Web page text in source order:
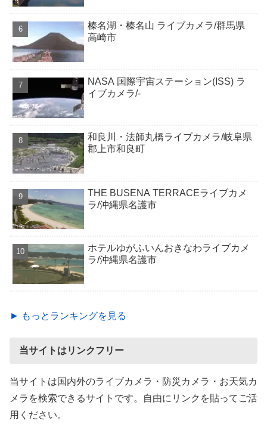
榛名湖・榛名山 ライブカメラ/群馬県
高崎市
NASA 国際宇宙ステーション(ISS) ラ
イブカメラ/-
和良川・法師丸橋ライブカメラ/岐阜県
郡上市和良町
THE BUSENA TERRACEライブカメ
ラ/沖縄県名護市
ホテルゆがふいんおきなわライブカメ
ラ/沖縄県名護市
► もっとランキングを見る
当サイトはリンクフリー
当サイトは国内外のライブカメラ・防災カメラ・お天気カ
メラを検索できるサイトです。自由にリンクを貼ってご活
用ください。